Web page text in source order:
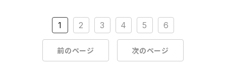
1 2 3 4 5 6
前のページ 次のページ